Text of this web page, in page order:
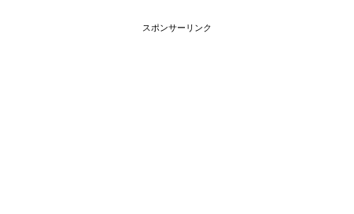
スポンサーリンク